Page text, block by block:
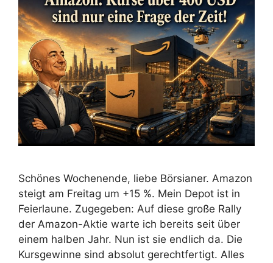
Schönes Wochenende, liebe Börsianer. Amazon
steigt am Freitag um +15 %. Mein Depot ist in
Feierlaune. Zugegeben: Auf diese große Rally
der Amazon-Aktie warte ich bereits seit über
einem halben Jahr. Nun ist sie endlich da. Die
Kursgewinne sind absolut gerechtfertigt. Alles